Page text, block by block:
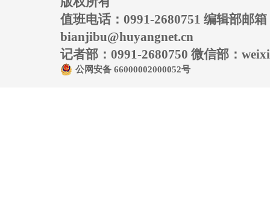
值班电话：0991-2680751 编辑部邮箱
bianjibu@huyangnet.cn
记者部：0991-2680750 微信部：
公网安备 66000002000052号